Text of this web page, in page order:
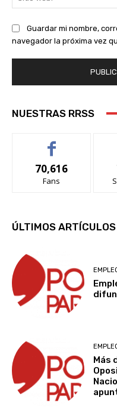
Guardar mi nombre,
navegador la próxima vez
NUESTRAS RRSS
70,616
Fans
ÚLTIMOS ARTÍCULOS
Más